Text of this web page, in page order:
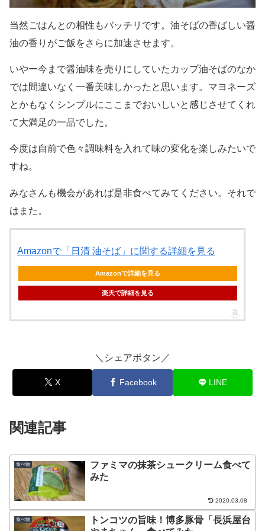
当然ごはんとの相性もバッチリです。油そばの香ばしい醤
油の香りがご飯をさらに加速させます。
いやー今まで醤油味を売りにしていたカップ油そばのなか
では間違いなく一番美味しかったと思います。マヨネーズ
とかもなくシンプルにここまでおいしいと感じさせてくれ
て大満足の一品でした。
今度は自前で色々調味料を入れて味の変化を楽しみたいで
すね。
みなさんも機会があれば是非食べてみてください。それで
はまた。
Amazonで「日清 油そば」に関する詳細を見る
Amazonで詳細を見る
楽天で詳細を見る
＼シェアボタン／
X Facebook LINE
関連記事
食べ物
ファミマの抹茶シュークリーム食べて
みた
2020.03.08
食べ物
トンコツの旨味！博多豚骨「長浜屋台